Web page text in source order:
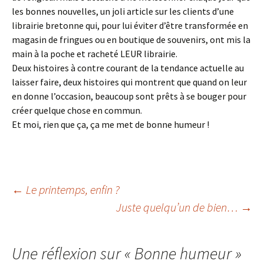
les bonnes nouvelles, un joli article sur les clients d’une
librairie bretonne qui, pour lui éviter d’être transformée en
magasin de fringues ou en boutique de souvenirs, ont mis la
main à la poche et racheté LEUR librairie.
Deux histoires à contre courant de la tendance actuelle au
laisser faire, deux histoires qui montrent que quand on leur
en donne l’occasion, beaucoup sont prêts à se bouger pour
créer quelque chose en commun.
Et moi, rien que ça, ça me met de bonne humeur !
Navigation
← Le printemps, enfin ?
Juste quelqu’un de bien… →
Une réflexion sur « Bonne humeur»